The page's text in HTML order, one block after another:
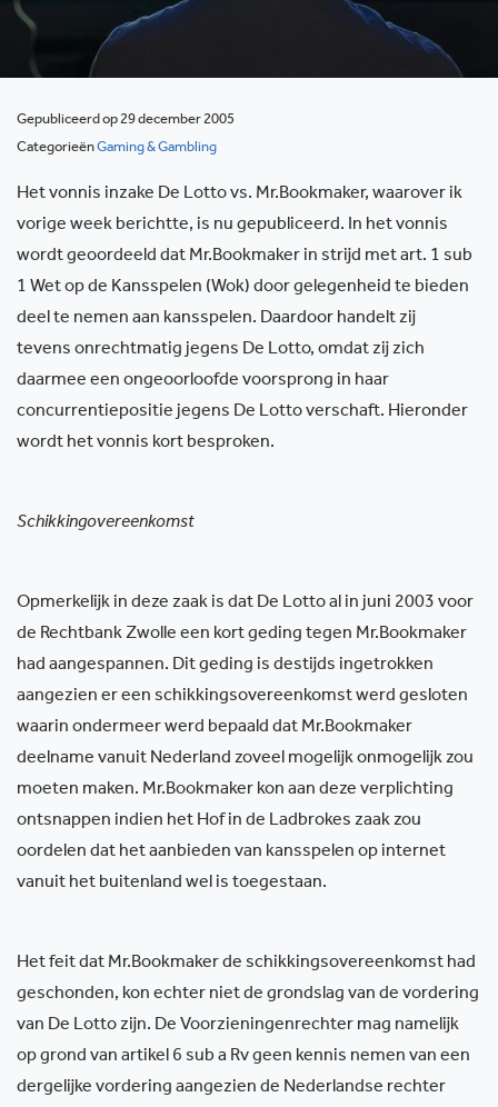
Gepubliceerd op 29 december 2005
CategorieënGaming & Gambling
Het vonnis inzake De Lotto vs. Mr.Bookmaker, waarover ik
vorige week berichtte, is nu gepubliceerd. In het vonnis
wordt geoordeeld dat Mr.Bookmaker in strijd met art. 1 sub
1 Wet op de Kansspelen (Wok) door gelegenheid te bieden
deel te nemen aan kansspelen. Daardoor handelt zij
tevens onrechtmatig jegens De Lotto, omdat zij zich
daarmee een ongeoorloofde voorsprong in haar
concurrentiepositie jegens De Lotto verschaft. Hieronder
wordt het vonnis kort besproken.
Schikkingovereenkomst
Opmerkelijk in deze zaak is dat De Lotto al in juni 2003 voor
de Rechtbank Zwolle een kort geding tegen Mr.Bookmaker
had aangespannen. Dit geding is destijds ingetrokken
aangezien er een schikkingsovereenkomst werd gesloten
waarin ondermeer werd bepaald dat Mr.Bookmaker
deelname vanuit Nederland zoveel mogelijk onmogelijk zou
moeten maken. Mr.Bookmaker kon aan deze verplichting
ontsnappen indien het Hof in de Ladbrokes zaak zou
oordelen dat het aanbieden van kansspelen op internet
vanuit het buitenland wel is toegestaan.
Het feit dat Mr.Bookmaker de schikkingsovereenkomst had
geschonden, kon echter niet de grondslag van de vordering
van De Lotto zijn. De Voorzieningenrechter mag namelijk
op grond van artikel 6 sub a Rv geen kennis nemen van een
dergelijke vordering aangezien de Nederlandse rechter